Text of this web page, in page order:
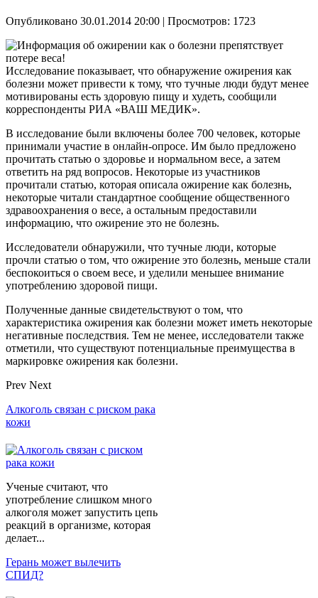
Опубликовано 30.01.2014 20:00 | Просмотров: 1723
Исследование показывает, что обнаружение ожирения как
болезни может привести к тому, что тучные люди будут менее
мотивированы есть здоровую пищу и худеть, сообщили
корреспонденты РИА «ВАШ МЕДИК».
В исследование были включены более 700 человек, которые
принимали участие в онлайн-опросе. Им было предложено
прочитать статью о здоровье и нормальном весе, а затем
ответить на ряд вопросов. Некоторые из участников
прочитали статью, которая описала ожирение как болезнь,
некоторые читали стандартное сообщение общественного
здравоохранения о весе, а остальным предоставили
информацию, что ожирение это не болезнь.
Исследователи обнаружили, что тучные люди, которые
прочли статью о том, что ожирение это болезнь, меньше стали
беспокоиться о своем весе, и уделили меньшее внимание
употреблению здоровой пищи.
Полученные данные свидетельствуют о том, что
характеристика ожирения как болезни может иметь некоторые
негативные последствия. Тем не менее, исследователи также
отметили, что существуют потенциальные преимущества в
маркировке ожирения как болезни.
Prev Next
Алкоголь связан с риском рака
кожи
Ученые считают, что
употребление слишком много
алкоголя может запустить цепь
реакций в организме, которая
делает...
Герань может вылечить
СПИД?